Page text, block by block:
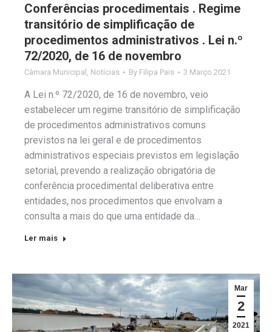
Conferências procedimentais . Regime
transitório de simplificação de
procedimentos administrativos . Lei n.º
72/2020, de 16 de novembro
Câmara Municipal Notícias By Filipa Pais 3 Março 2021
A Lei n.º 72/2020, de 16 de novembro, veio
estabelecer um regime transitório de simplificação
de procedimentos administrativos comuns
previstos na lei geral e de procedimentos
administrativos especiais previstos em legislação
setorial, prevendo a realização obrigatória de
conferência procedimental deliberativa entre
entidades, nos procedimentos que envolvam a
consulta a mais do que uma entidade da…
Ler mais
Mar
2
2021